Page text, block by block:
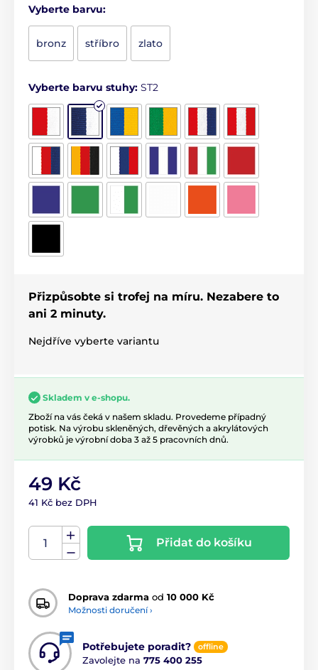
Vyberte barvu:
bronz stříbro zlato
Vyberte barvu stuhy: ST2
Přizpůsobte si trofej na míru. Nezabere to
ani 2 minuty.
Nejdříve vyberte variantu
Skladem v e-shopu.
Zboží na vás čeká v našem skladu. Provedeme případný
potisk. Na výrobu skleněných, dřevěných a akrylátových
výrobků je výrobní doba 3 až 5 pracovních dnů.
49 Kč
41 Kč bez DPH
Přidat do košíku
Doprava zdarma od 10 000 Kč
Možnosti doručení ›
Potřebujete poradit? offline
Zavolejte na 775 400 255